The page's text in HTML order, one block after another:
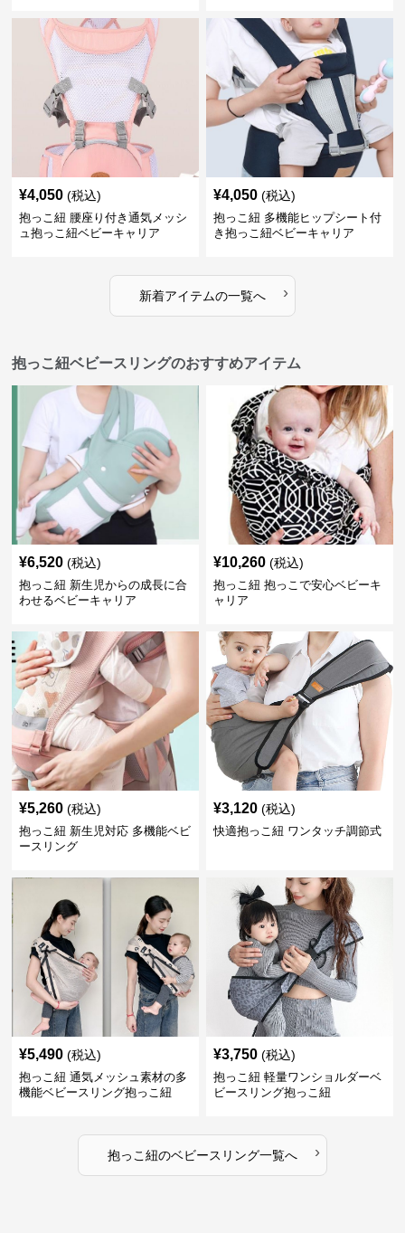
¥4,050 (税込)
抱っこ紐 腰座り付き通気メッシ
ュ抱っこ紐ベビーキャリア
¥4,050 (税込)
抱っこ紐 多機能ヒップシート付
き抱っこ紐ベビーキャリア
新着アイテムの一覧へ ›
抱っこ紐ベビースリングのおすすめアイテム
¥6,520 (税込)
抱っこ紐 新生児からの成長に合
わせるベビーキャリア
¥10,260 (税込)
抱っこ紐 抱っこで安心ベビーキ
ャリア
¥5,260 (税込)
抱っこ紐 新生児対応 多機能ベビ
ースリング
¥3,120 (税込)
快適抱っこ紐 ワンタッチ調節式
¥5,490 (税込)
抱っこ紐 通気メッシュ素材の多
機能ベビースリング抱っこ紐
¥3,750 (税込)
抱っこ紐 軽量ワンショルダーベ
ビースリング抱っこ紐
抱っこ紐のベビースリング一覧へ ›